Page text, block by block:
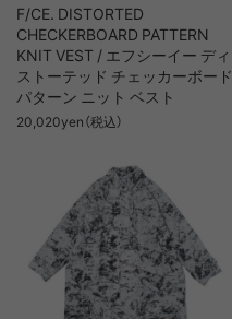
F/CE. DISTORTED
CHECKERBOARD PATTERN
KNIT VEST / エフシーイー ディ
ストーテッド チェッカーボード
パターン ニット ベスト
20,020yen（税込）